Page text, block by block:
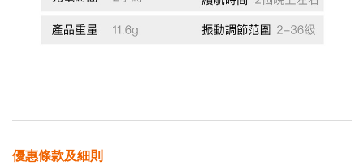
優惠條款及細則